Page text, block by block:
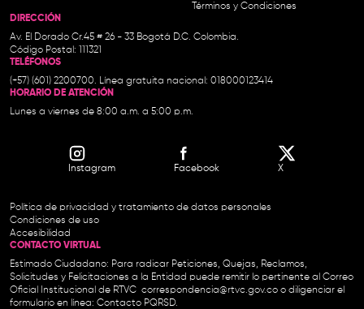
Términos y Condiciones
DIRECCIÓN
Av. El Dorado Cr.45 # 26 - 33 Bogotá D.C. Colombia.
Código Postal: 111321
TELÉFONOS
(+57) (601) 2200700. Línea gratuita nacional: 018000123414
HORARIO DE ATENCIÓN
Lunes a viernes de 8:00 a.m. a 5:00 p.m.
Instagram Facebook X
Política de privacidad y tratamiento de datos personales
Condiciones de uso
Accesibilidad
CONTACTO VIRTUAL
Estimado Ciudadano: Para radicar Peticiones, Quejas, Reclamos,
Solicitudes y Felicitaciones a la Entidad puede remitir lo pertinente al Correo
Oficial Institucional de RTVC correspondencia@rtvc.gov.co o diligenciar el
formulario en línea: Contacto PQRSD.